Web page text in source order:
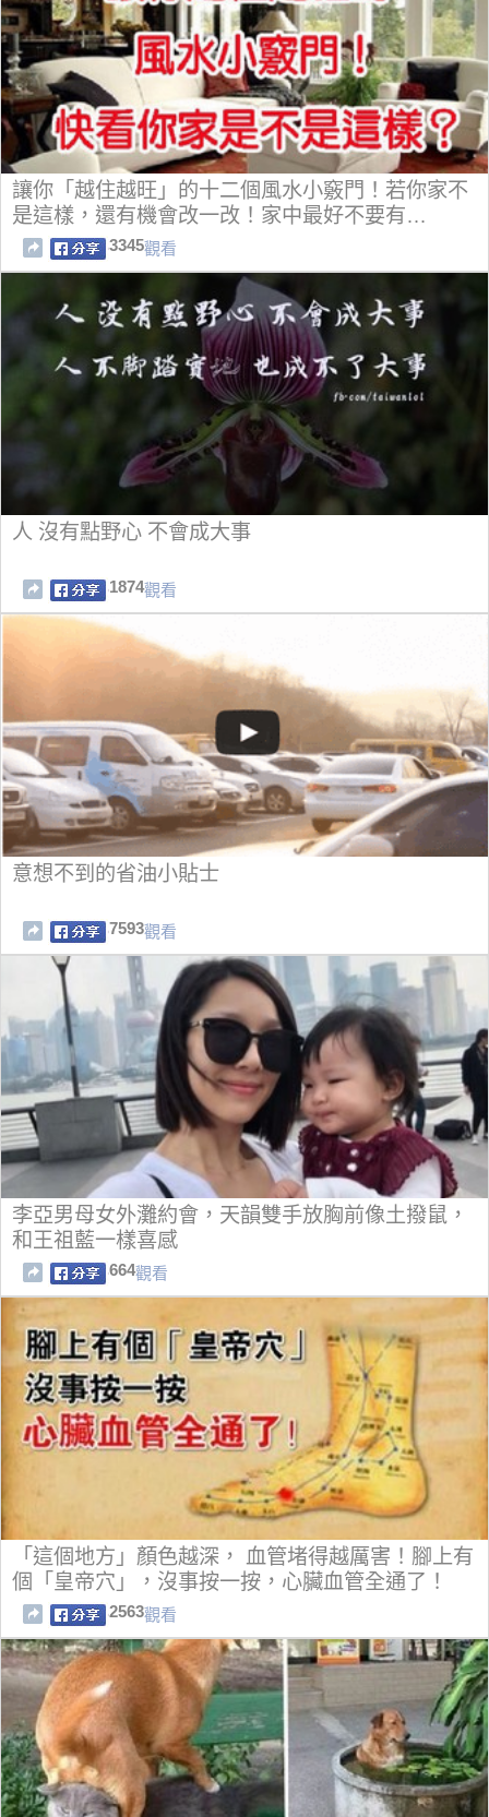
讓你「越住越旺」的十二個風水小竅門！若你家不
是這樣，還有機會改一改！家中最好不要有…
3345觀看
人 沒有點野心 不會成大事
1874觀看
意想不到的省油小貼士
7593觀看
李亞男母女外灘約會，天韻雙手放胸前像土撥鼠，
和王祖藍一樣喜感
664觀看
「這個地方」顏色越深， 血管堵得越厲害！腳上有
個「皇帝穴」，沒事按一按，心臟血管全通了！
2563觀看